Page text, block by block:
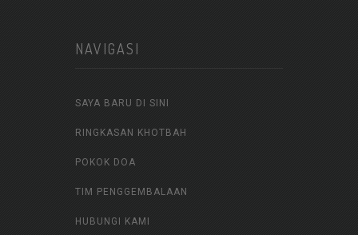
NAVIGASI
SAYA BARU DI SINI
RINGKASAN KHOTBAH
POKOK DOA
TIM PENGGEMBALAAN
HUBUNGI KAMI